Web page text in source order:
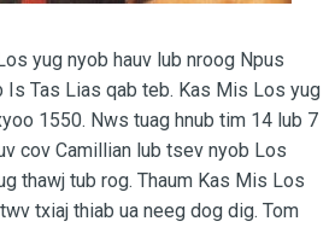
yug nyob hauv lub nroog Npus
Is Tas Lias qab teb. Kas Mis Los yug
1550. Nws tuag hnub tim 14 lub 7
cov Camillian lub tsev nyob Los
thawj tub rog. Thaum Kas Mis Los
txiaj thiab ua neeg dog dig. Tom